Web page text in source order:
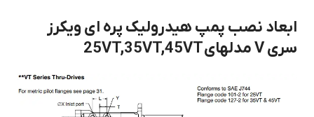
ابعاد نصب پمپ هیدرولیک پره ای ویکرز
سری V مدلهای
25VT,35VT,45VT